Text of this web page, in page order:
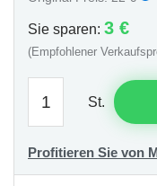
Sie sparen: 3 €
(Empfohlener
St.
Profitieren Sie von